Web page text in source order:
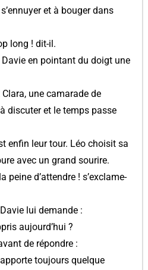
et à bouger dans
long ! dit-il.
en pointant du doigt une
une camarade de
discuter et le temps passe
enfin leur tour. Léo choisit sa
avec un grand sourire.
d’attendre ! s’exclame-
lui demande :
aujourd’hui ?
de répondre :
toujours quelque